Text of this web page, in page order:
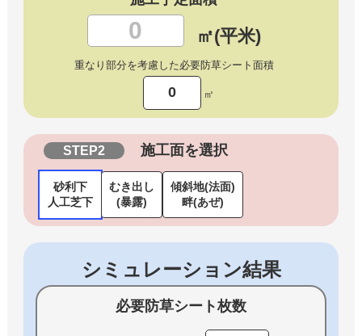
㎡(平米)
重なり部分を考慮した必要防草シート面積
0 ㎡
STEP2 施工面を選択
砂利下
人工芝下
むき出し
(暴露)
傾斜地(法面)
畔(あぜ)
シミュレーション結果
必要防草シート枚数